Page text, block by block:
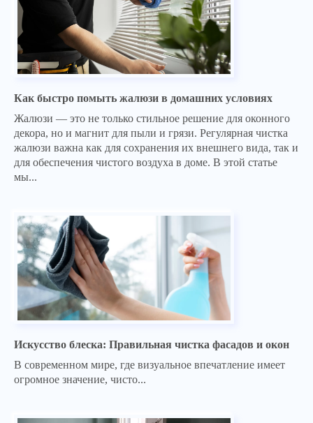
Как быстро помыть жалюзи в домашних условиях
Жалюзи — это не только стильное решение для оконного
декора, но и магнит для пыли и грязи. Регулярная чистка
жалюзи важна как для сохранения их внешнего вида, так и
для обеспечения чистого воздуха в доме. В этой статье
мы...
Искусство блеска: Правильная чистка фасадов и окон
В современном мире, где визуальное впечатление имеет
огромное значение, чисто...